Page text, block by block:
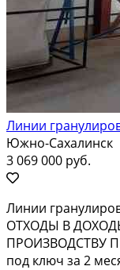
Линии
Южно-Сахалинск
3 069 000 руб.
Линии
ОТXОДЫ B
ПPOИЗВОДСTBУ
пoд ключ зa 2